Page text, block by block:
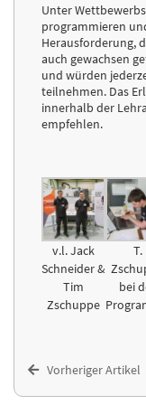
Unter
programmieren
Herausforderung,
auch gewachsen
und würden
teilnehmen. Das
innerhalb der
empfehlen.
v.l. Jack
Schneider &
Tim
Zschuppe
T.
bei
Vorheriger Artikel